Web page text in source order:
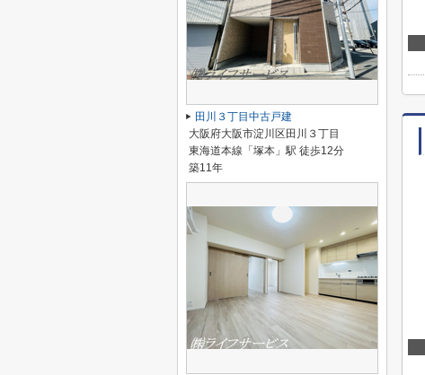
田川３丁目中古戸建
大阪府大阪市淀川区田川３丁目
東海道本線「塚本」駅 徒歩12分
築11年